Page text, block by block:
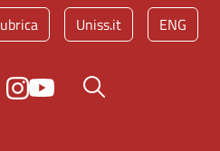
Uniss.it ENG
Bottone cerca